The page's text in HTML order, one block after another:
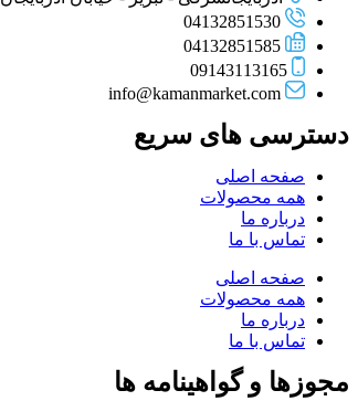
04132851530
04132851585
09143113165
info@kamanmarket.com
دسترسی های سریع
صفحه اصلی
همه محصولات
درباره ما
تماس با ما
صفحه اصلی
همه محصولات
درباره ما
تماس با ما
مجوزها و گواهینامه ها